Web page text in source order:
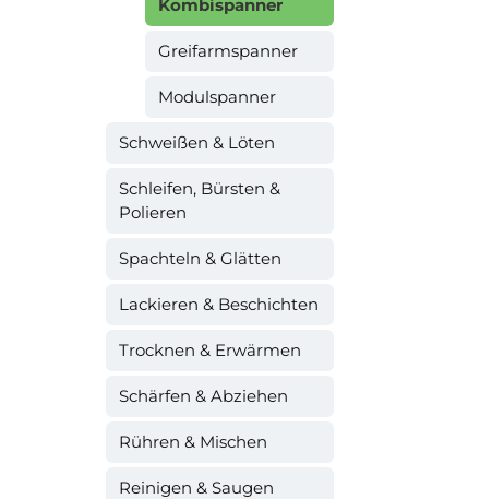
Kombispanner
Greifarmspanner
Modulspanner
Schweißen & Löten
Schleifen, Bürsten &
Polieren
Spachteln & Glätten
Lackieren & Beschichten
Trocknen & Erwärmen
Schärfen & Abziehen
Rühren & Mischen
Reinigen & Saugen